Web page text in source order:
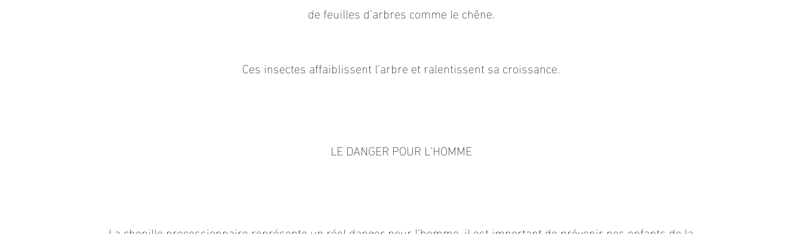
de feuilles d’arbres comme le chêne.
Ces insectes affaiblissent l'arbre et ralentissent sa croissance.
LE DANGER POUR L'HOMME